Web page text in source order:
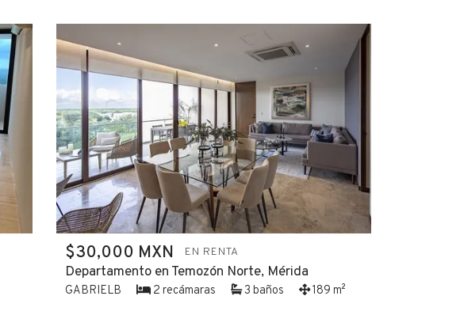
$30,000 MXN EN RENTA
Departamento en Temozón Norte, Mérida
GABRIELB 2 recámaras 3 baños 189 m²